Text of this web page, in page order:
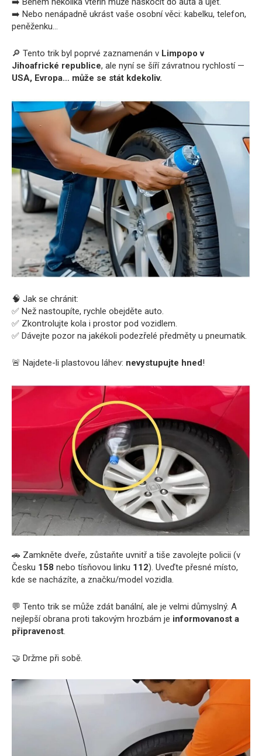
➡️ Nebo nenápadně ukrást vaše osobní věci: kabelku, telefon,
peněženku…
🔎 Tento trik byl poprvé zaznamenán v Limpopo v
Jihoafrické republice, ale nyní se šíří závratnou rychlostí —
USA, Evropa… může se stát kdekoliv.
🧠 Jak se chránit:
✅ Než nastoupíte, rychle obejděte auto.
✅ Zkontrolujte kola i prostor pod vozidlem.
✅ Dávejte pozor na jakékoli podezřelé předměty u pneumatik.
🚨 Najdete-li plastovou láhev: nevystupujte hned!
🚗 Zamkněte dveře, zůstaňte uvnitř a tiše zavolejte policii (v
Česku 158 nebo tísňovou linku 112). Uveďte přesné místo,
kde se nacházíte, a značku/model vozidla.
💬 Tento trik se může zdát banální, ale je velmi důmyslný. A
nejlepší obrana proti takovým hrozbám je informovanost a
připravenost
🤝 Držme při sobě.